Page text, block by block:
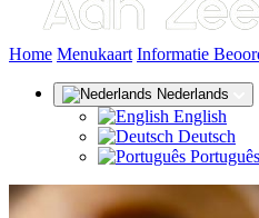
Home Menukaart Informatie
Nederlands
English
Deutsch
Português